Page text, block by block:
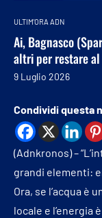
ULTIM'ORA ADN
Ai, Bagnasco
altri per restare al
9 Luglio 2026
Condividi questa
(Adnkronos) –
grandi elementi:
Ora, se l’acqua è
locale e l’energia